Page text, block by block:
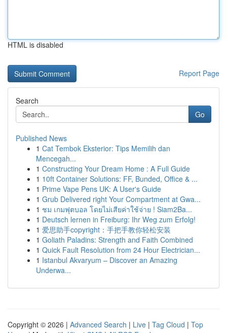
HTML is disabled
Report Page
Search
Go
Published News
1 Cat Tembok Eksterior: Tips Memilih dan
Mencegah...
1 Constructing Your Dream Home : A Full Guide
1 10ft Container Solutions: FF, Bunded, Office & ...
1 Prime Vape Pens UK: A User's Guide
1 Grub Delivered right Your Compartment at Gwa...
1 ชม เกมฟุตบอล โดยไม่เสียค่าใช้จ่าย ! Siam2Ba...
1 Deutsch lernen in Freiburg: Ihr Weg zum Erfolg!
1 爱思助手copyright：手把手教你轻松安装
1 Goliath Paladins: Strength and Faith Combined
1 Quick Fault Resolution from 24 Hour Electrician...
1 Istanbul Akvaryum – Discover an Amazing
Underwa...
Copyright © 2026 | Advanced Search | Live | Tag Cloud | Top